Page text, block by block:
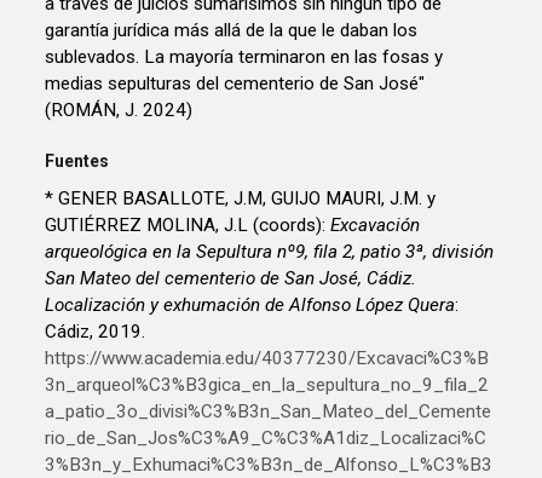
garantía jurídica más allá de la que le daban los
sublevados. La mayoría terminaron en las fosas y
medias sepulturas del cementerio de San José"
(ROMÁN, J. 2024)
Fuentes
* GENER BASALLOTE, J.M, GUIJO MAURI, J.M. y
GUTIÉRREZ MOLINA, J.L (coords):Excavación
arqueológica en la Sepultura nº9, fila 2, patio 3ª, división
San Mateo del cementerio de San José, Cádiz.
Localización y exhumación de Alfonso López Quera:
Cádiz, 2019.
https://www.academia.edu/40377230/Excavaci%C3%B
3n_arqueol%C3%B3gica_en_la_sepultura_no_9_fila_2
a_patio_3o_divisi%C3%B3n_San_Mateo_del_Cemente
rio_de_San_Jos%C3%A9_C%C3%A1diz_Localizaci%C
3%B3n_y_Exhumaci%C3%B3n_de_Alfonso_L%C3%B3